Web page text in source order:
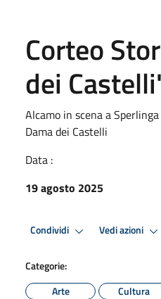
Corteo
dei
Alcamo in scena a
Dama dei Castelli
Data :
19 agosto 2025
Condividi Vedi azioni
Categorie:
Arte
Cultura